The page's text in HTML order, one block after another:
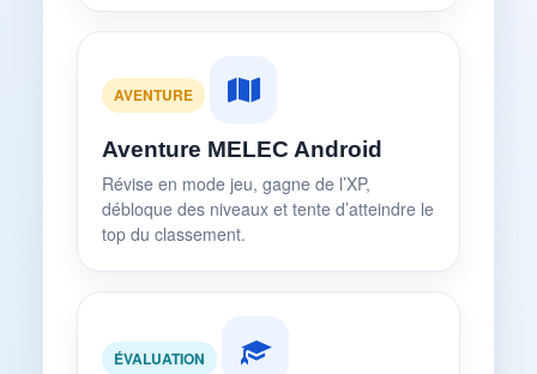
AVENTURE
Aventure MELEC Android
Révise en mode jeu, gagne de l’XP,
débloque des niveaux et tente d’atteindre le
top du classement.
ÉVALUATION